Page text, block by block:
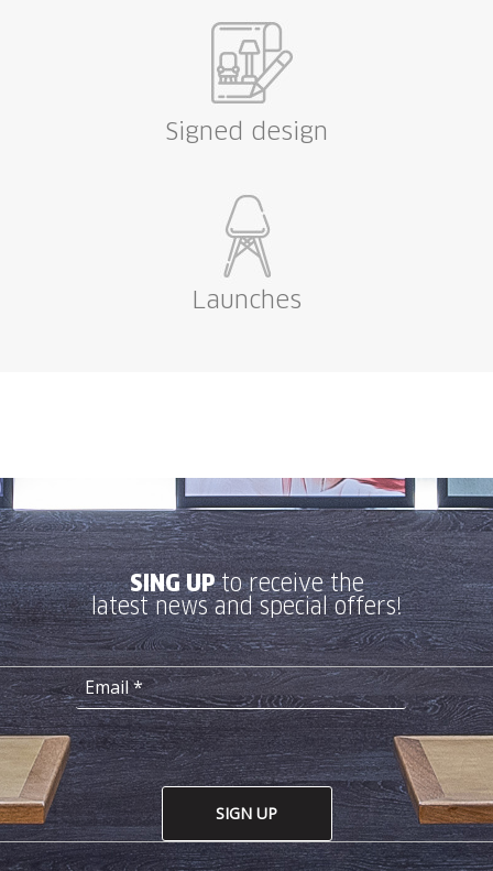
Signed design
Launches
SING UPto receive the
latest news and special offers!
SIGN UP